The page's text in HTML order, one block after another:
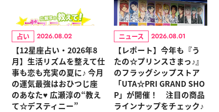
占い 2026.08.02
【12星座占い・2026年8
月】生活リズムを整えて仕
事も恋も充実の夏に♪ 今月
の運気最強はおひつじ座
のあなた♥ 広瀬淳の“教え
て☆デスティニー”
ニュース 2026.08.01
【レポート】今年も『う
たの☆プリンスさまっ♪』
のフラッグシップストア
「UTA☆PRI GRAND SHO
P」が開催！ 注目の商品
ラインナップをチェック♪